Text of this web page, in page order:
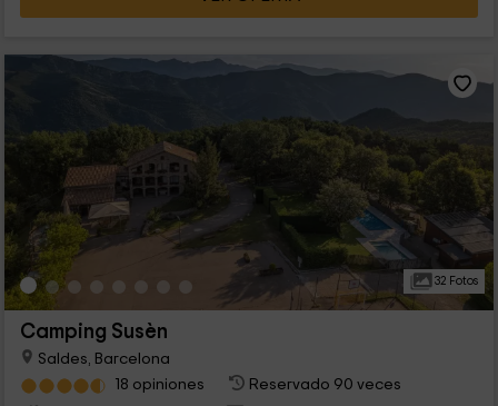
32 Fotos
Camping Susèn
Saldes, Barcelona
18 opiniones
Reservado 90 veces